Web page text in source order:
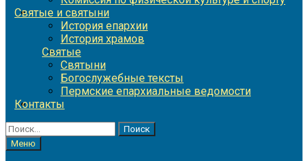
Святые и святыни
История епархии
История храмов
Святые
Святыни
Богослужебные тексты
Пермские епархиальные ведомости
Контакты
Найти:
Меню